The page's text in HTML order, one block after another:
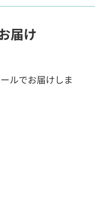
届け
ルでお届けしま